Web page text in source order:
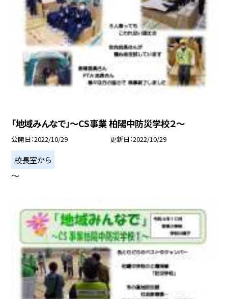
「地域みんなで」〜CS事業 柏陽中防災学校２〜
公開日 2022/10/29 更新日 2022/10/29
校長室から
〜